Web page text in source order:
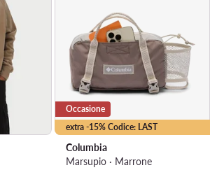
extra -15% Codice: LAST
Occasione
Columbia
Marsupio · Marrone